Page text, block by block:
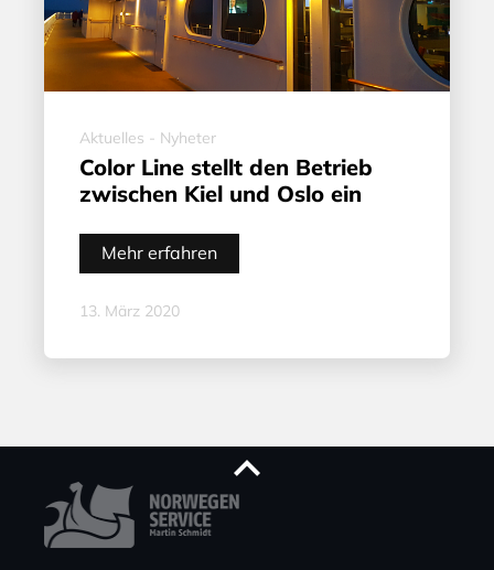
Aktuelles - Nyheter
Color Line stellt den Betrieb
zwischen Kiel und Oslo ein
Mehr erfahren
13. März 2020